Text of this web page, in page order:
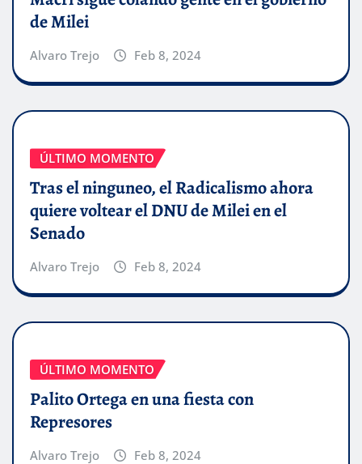
de Milei
Alvaro Trejo Feb 8, 2024
ÚLTIMO MOMENTO
Tras el ninguneo, el Radicalismo ahora
quiere voltear el DNU de Milei en el
Senado
Alvaro Trejo Feb 8, 2024
ÚLTIMO MOMENTO
Palito Ortega en una fiesta con
Represores
Alvaro Trejo Feb 8, 2024